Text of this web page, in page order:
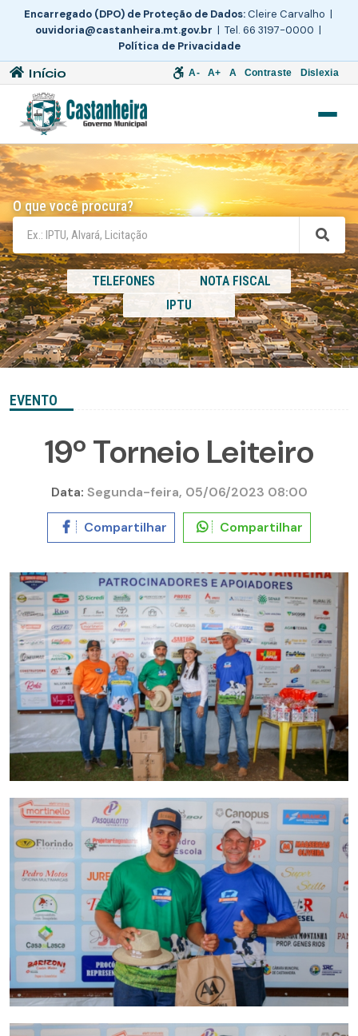
Encarregado (DPO) de Proteção de Dados:Cleire Carvalho |
ouvidoria@castanheira.mt.gov.br | Tel. 66 3197-0000 |
Política de Privacidade
Início A- A+ A Contraste Dislexia
O que você procura?
TELEFONES
NOTA FISCAL
IPTU
EVENTO
19º Torneio Leiteiro
Data: Segunda-feira, 05/06/2023 08:00
Compartilhar Compartilhar